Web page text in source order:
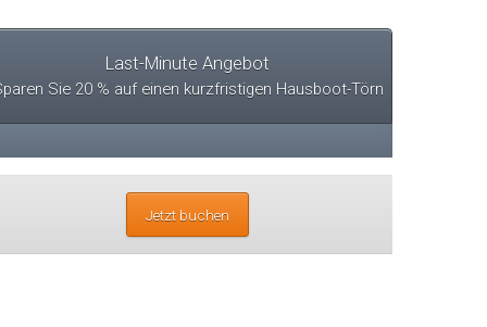
Last-Minute Angebot
Sie 20 % auf einen kurzfristigen Hausboot-Törn
Jetzt buchen